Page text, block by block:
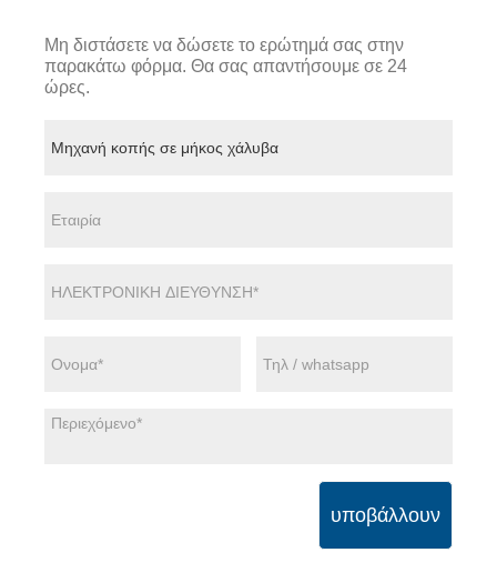
Μη διστάσετε να δώσετε το ερώτημά σας στην
παρακάτω φόρμα. Θα σας απαντήσουμε σε 24
ώρες.
υποβάλλουν